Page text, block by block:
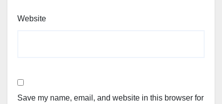
Website
Save my name, email, and website in this browser for